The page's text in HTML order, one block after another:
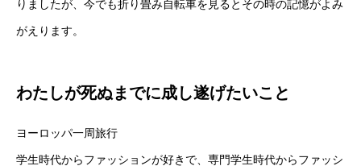
りましたが、今でも折り畳み自転車を見るとその時の記憶がよみ
がえります。
わたしが死ぬまでに成し遂げたいこと
ヨーロッパ一周旅行
学生時代からファッションが好きで、専門学生時代からファッシ